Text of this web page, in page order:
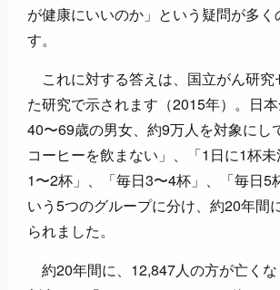
が健康にいいのか」という疑問が多く
す。
これに対する答えは、国立がん研究
た研究で示されます（2015年）。日
40〜69歳の男女、約9万人を対象にし
コーヒーを飲まない」、「1日に1杯
1〜2杯」、「毎日3〜4杯」、「毎日5
いう5つのグループに分け、約20年間
られました。
約20年間に、12,847人の方が亡く